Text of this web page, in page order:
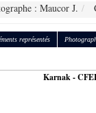
: Maucor J.
représentés